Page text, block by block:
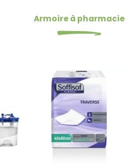
Armoire à pharmacie